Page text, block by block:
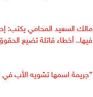
مالك السعيد المحامي يكتب:
فيها.. أخطاء قاتلة تضيع
”جريمة اسمها تشويه الأب في